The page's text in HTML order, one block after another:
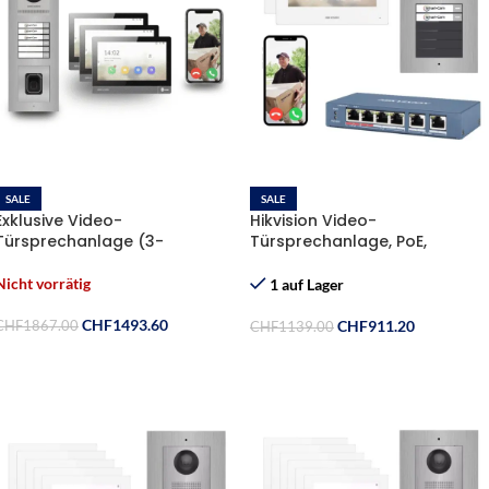
SALE
Video-
(3-
Set mit Fingerprint
vorrätig
1867.00 CHF1493.60
SALE
Hikvision Video-
Türsprechanlage, PoE,
Klingel, Unterputz, Komplett-
1 auf Lager
CHF1139.00 CHF911.20